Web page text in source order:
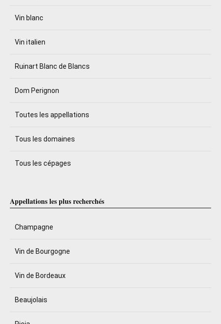
Vin blanc
Vin italien
Ruinart Blanc de Blancs
Dom Perignon
Toutes les appellations
Tous les domaines
Tous les cépages
Appellations les plus recherchés
Champagne
Vin de Bourgogne
Vin de Bordeaux
Beaujolais